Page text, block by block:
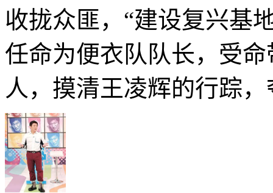
收拢众匪，“建设复兴基
任命为便衣队队长，受
人，摸清王凌辉的行踪